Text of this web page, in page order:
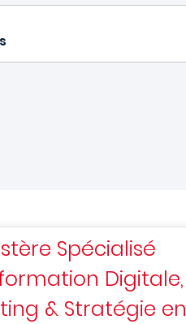
Spécialisé
Digitale,
& Stratégie en